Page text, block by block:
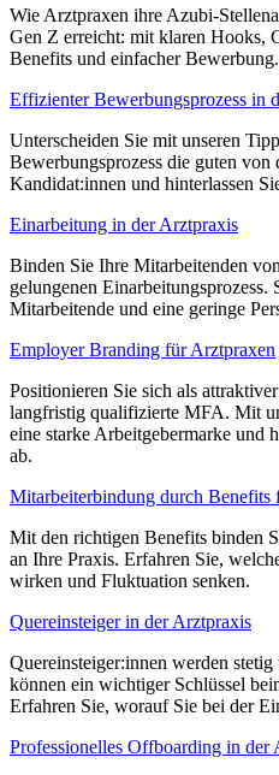
Wie Arztpraxen ihre Azubi-
Gen Z erreicht: mit klaren Hooks,
Benefits und einfacher Bewerbung.
Effizienter Bewerbungsprozess in
Unterscheiden Sie mit unseren
Bewerbungsprozess die guten von
Kandidat:innen und hinterlassen
Einarbeitung in der Arztpraxis
Binden Sie Ihre Mitarbeitenden
gelungenen
Mitarbeitende und eine geringe
Employer Branding für Arztpraxen
Positionieren Sie sich als
langfristig qualifizierte MFA. Mit
eine starke Arbeitgebermarke und
ab.
Mitarbeiterbindung durch Benefits
Mit den richtigen Benefits binden
an Ihre Praxis. Erfahren Sie,
wirken und Fluktuation senken.
Quereinsteiger in der Arztpraxis
Quereinsteiger:innen werden
können ein wichtiger Schlüssel
Erfahren Sie, worauf Sie bei der
Professionelles Offboarding in der